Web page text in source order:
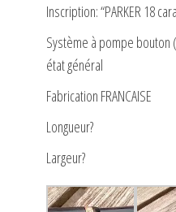
Inscription: “PARKER 18
Système à pompe bouton
état général
Fabrication FRANCAISE
Longueur?
Largeur?